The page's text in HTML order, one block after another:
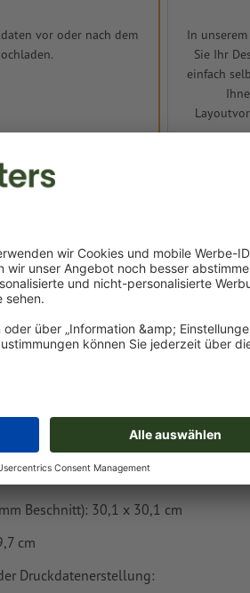
vor oder nach dem
In
Sie Ihr
einfach
netto
CHF 55.18
inkl. 8.1 MwSt.
CHF
Flyer Öko-/Naturpapiere,
bedruckt
Beschnitt): 30,1 x 30,1 cm
cm
Druckdatenerstellung: